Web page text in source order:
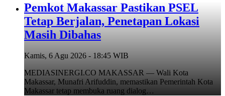
Pemkot Makassar Pastikan PSEL
Tetap Berjalan, Penetapan Lokasi
Masih Dibahas
Kamis, 6 Agu 2026 - 18:45 WIB
MEDIASINERGI.CO MAKASSAR — Wali Kota
Makassar, Munafri Arifuddin, memastikan Pemerintah Kota
Makassar tetap membuka ruang dialog…